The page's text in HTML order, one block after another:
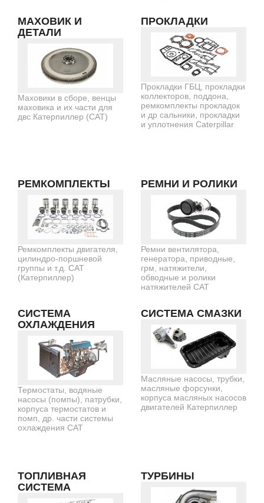
МАХОВИК И
ДЕТАЛИ
Маховики в сборе, венцы
маховика и их части для
двс Катерпиллер (CAT)
ПРОКЛАДКИ
Прокладки ГБЦ, прокладки
коллекторов, поддона,
ремкомплекты прокладок
и др сальники, прокладки
и уплотнения Caterpillar
РЕМКОМПЛЕКТЫ
Ремкомплекты двигателя,
цилиндро-поршневой
группы и т.д. CAT
(Катерпиллер)
РЕМНИ И РОЛИКИ
Ремни вентилятора,
генератора, приводные,
грм, натяжители,
обводные и ролики
натяжителей CAT
СИСТЕМА
ОХЛАЖДЕНИЯ
Термостаты, водяные
насосы (помпы), патрубки,
корпуса термостатов и
помп, др. части системы
охлаждения CAT
СИСТЕМА СМАЗКИ
Масляные насосы, трубки,
масляные форсунки,
корпуса масляных насосов
двигателей Катерпиллер
ТОПЛИВНАЯ
СИСТЕМА
ТУРБИНЫ